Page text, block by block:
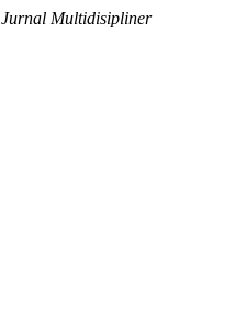
Jurnal Multidisipliner